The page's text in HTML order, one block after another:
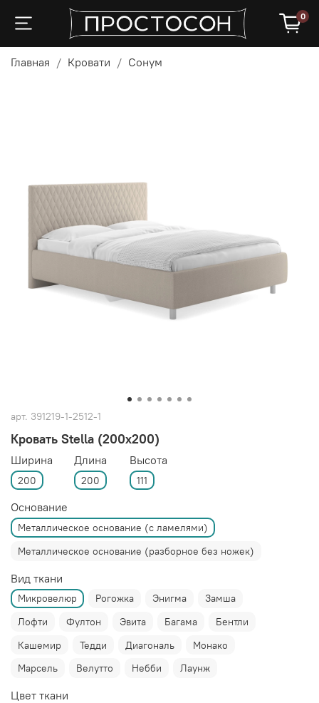
0
Главная Кровати Сонум
арт. 391219-1-2512-1
Кровать Stella (200x200)
Ширина
200
Длина
200
Высота
111
Основание
Металлическое основание (с ламелями)
Металлическое основание (разборное без ножек)
Вид ткани
Микровелюр Рогожка Энигма
Замша
Лофти
Фултон Эвита Багама
Бентли
Кашемир
Тедди Диагональ
Монако
Марсель
Велутто Небби Лаунж
Цвет ткани